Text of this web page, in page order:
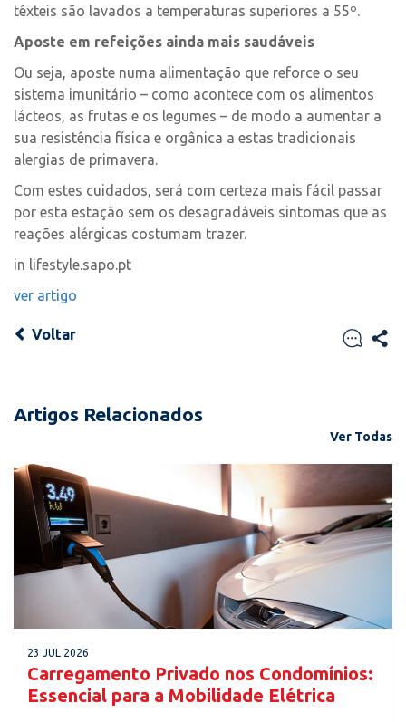
têxteis são lavados a temperaturas superiores a 55º.
Aposte em refeições ainda mais saudáveis
Ou seja, aposte numa alimentação que reforce o seu
sistema imunitário – como acontece com os alimentos
lácteos, as frutas e os legumes – de modo a aumentar a
sua resistência física e orgânica a estas tradicionais
alergias de primavera.
Com estes cuidados, será com certeza mais fácil passar
por esta estação sem os desagradáveis sintomas que as
reações alérgicas costumam trazer.
in lifestyle.sapo.pt
ver artigo
Voltar
Artigos Relacionados
Ver Todas
23 JUL 2026
Carregamento Privado nos Condomínios:
Essencial para a Mobilidade Elétrica